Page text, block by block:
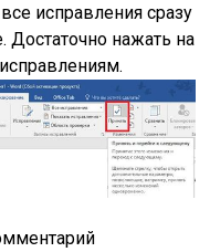
исправления сразу
Достаточно нажать на